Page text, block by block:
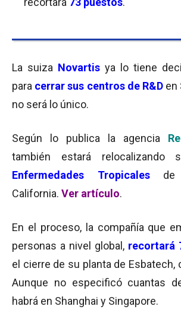
La suiza Novartis ya lo tiene
para cerrar sus centros de R&D en
no será lo único.
Según lo publica la agencia
también estará relocalizando
Enfermedades Tropicalesde
California. Ver artículo.
En el proceso, la compañía que
personas a nivel global, recortará
el cierre de su planta de Esbatech,
Aunque no especificó cuantas
habrá en Shanghai y Singapore.